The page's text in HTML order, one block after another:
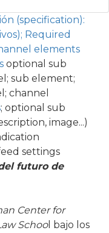
(specification):
Required
elements
optional sub
sub element;
channel
; optional sub
image...)
settings
futuro de
Center for
School bajo los